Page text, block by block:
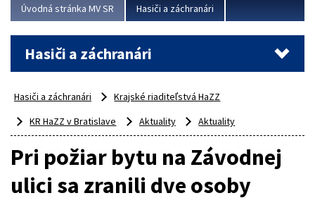
Úvodná stránka MV SR Hasiči a záchranári
Hasiči a záchranári
Hasiči a záchranári
Krajské riaditeľstvá HaZZ
KR HaZZ v Bratislave
Aktuality Aktuality
Pri požiar bytu na Závodnej
ulici sa zranili dve osoby